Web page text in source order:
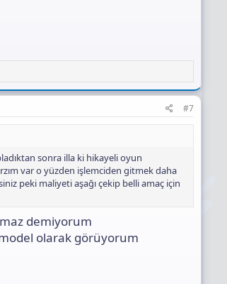
#7
sonra illa ki hikayeli oyun
var o yüzden işlemciden gitmek daha
peki maliyeti aşağı çekip belli amaç için
demiyorum
olarak görüyorum